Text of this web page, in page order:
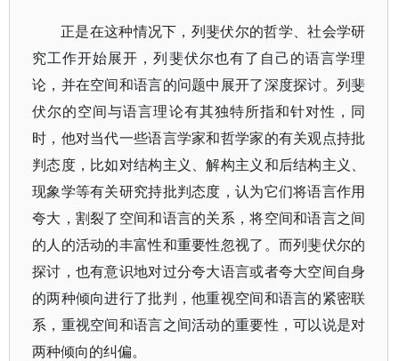
正是在这种情况下，列斐伏尔的哲学、社会学研
究工作开始展开，列斐伏尔也有了自己的语言学理
论，并在空间和语言的问题中展开了深度探讨。列斐
伏尔的空间与语言理论有其独特所指和针对性，同
时，他对当代一些语言学家和哲学家的有关观点持批
判态度，比如对结构主义、解构主义和后结构主义、
现象学等有关研究持批判态度，认为它们将语言作用
夸大，割裂了空间和语言的关系，将空间和语言之间
的人的活动的丰富性和重要性忽视了。而列斐伏尔的
探讨，也有意识地对过分夸大语言或者夸大空间自身
的两种倾向进行了批判，他重视空间和语言的紧密联
系，重视空间和语言之间活动的重要性，可以说是对
两种倾向的纠偏。